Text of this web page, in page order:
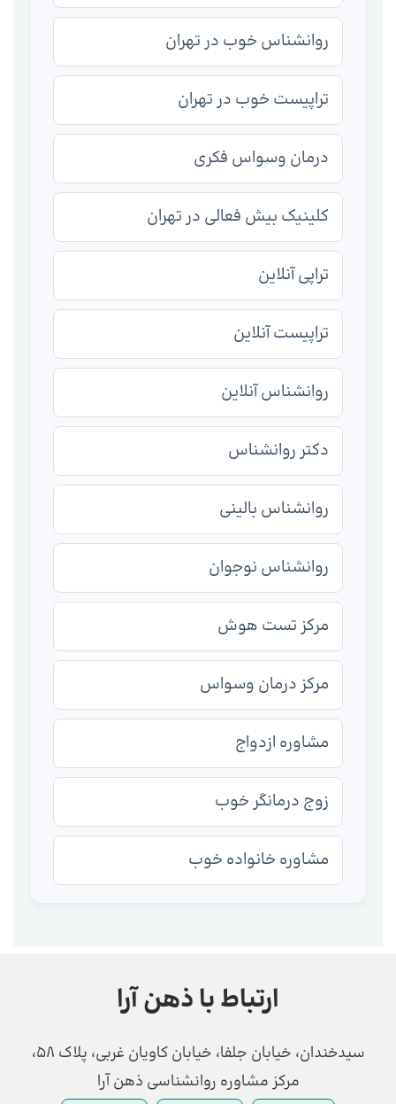
روانشناس خوب در تهران
تراپیست خوب در تهران
درمان وسواس فکری
کلینیک بیش فعالی در تهران
تراپی آنلاین
تراپیست آنلاین
روانشناس آنلاین
دکتر روانشناس
روانشناس بالینی
روانشناس نوجوان
مرکز تست هوش
مرکز درمان وسواس
مشاوره ازدواج
زوج درمانگر خوب
مشاوره خانواده خوب
ارتباط با ذهن آرا
سیدخندان، خیابان جلفا، خیابان کاویان غربی، پلاک 58،
مرکز مشاوره روانشناسی ذهن آرا